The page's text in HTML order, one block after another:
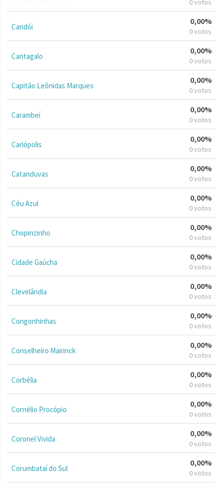
Candói
0,00%
0 votos
Cantagalo
0,00%
0 votos
Capitão Leônidas Marques
0,00%
0 votos
Carambeí
0,00%
0 votos
Carlópolis
0,00%
0 votos
Catanduvas
0,00%
0 votos
Céu Azul
0,00%
0 votos
Chopinzinho
0,00%
0 votos
Cidade Gaúcha
0,00%
0 votos
Clevelândia
0,00%
0 votos
Congonhinhas
0,00%
0 votos
Conselheiro Mairinck
0,00%
0 votos
Corbélia
0,00%
0 votos
Cornélio Procópio
0,00%
0 votos
Coronel Vivida
0,00%
0 votos
Corumbataí do Sul
0,00%
0 votos